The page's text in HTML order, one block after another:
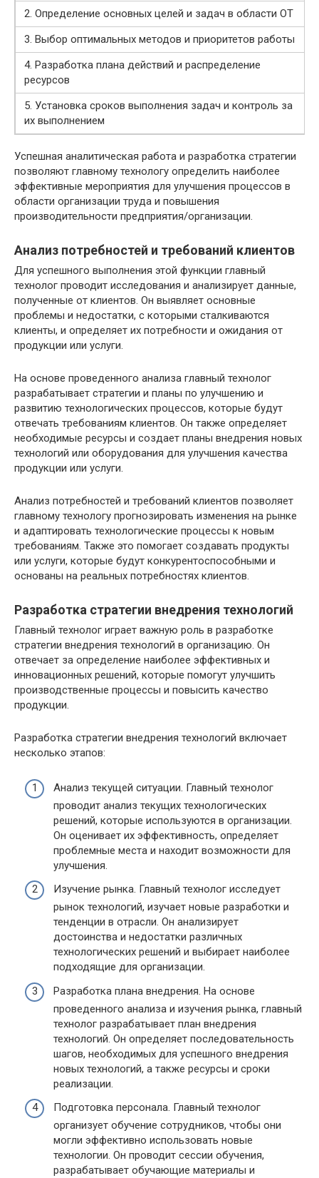
2. Определение основных целей и задач в области ОТ
3. Выбор оптимальных методов и приоритетов работы
4. Разработка плана действий и распределение
ресурсов
5. Установка сроков выполнения задач и контроль за
их выполнением
Успешная аналитическая работа и разработка стратегии
позволяют главному технологу определить наиболее
эффективные мероприятия для улучшения процессов в
области организации труда и повышения
производительности предприятия/организации.
Анализ потребностей и требований клиентов
Для успешного выполнения этой функции главный
технолог проводит исследования и анализирует данные,
полученные от клиентов. Он выявляет основные
проблемы и недостатки, с которыми сталкиваются
клиенты, и определяет их потребности и ожидания от
продукции или услуги.
На основе проведенного анализа главный технолог
разрабатывает стратегии и планы по улучшению и
развитию технологических процессов, которые будут
отвечать требованиям клиентов. Он также определяет
необходимые ресурсы и создает планы внедрения новых
технологий или оборудования для улучшения качества
продукции или услуги.
Анализ потребностей и требований клиентов позволяет
главному технологу прогнозировать изменения на рынке
и адаптировать технологические процессы к новым
требованиям. Также это помогает создавать продукты
или услуги, которые будут конкурентоспособными и
основаны на реальных потребностях клиентов.
Разработка стратегии внедрения технологий
Главный технолог играет важную роль в разработке
стратегии внедрения технологий в организацию. Он
отвечает за определение наиболее эффективных и
инновационных решений, которые помогут улучшить
производственные процессы и повысить качество
продукции.
Разработка стратегии внедрения технологий включает
несколько этапов:
Анализ текущей ситуации. Главный технолог
проводит анализ текущих технологических
решений, которые используются в организации.
Он оценивает их эффективность, определяет
проблемные места и находит возможности для
улучшения.
Изучение рынка. Главный технолог исследует
рынок технологий, изучает новые разработки и
тенденции в отрасли. Он анализирует
достоинства и недостатки различных
технологических решений и выбирает наиболее
подходящие для организации.
Разработка плана внедрения. На основе
проведенного анализа и изучения рынка, главный
технолог разрабатывает план внедрения
технологий. Он определяет последовательность
шагов, необходимых для успешного внедрения
новых технологий, а также ресурсы и сроки
реализации.
Подготовка персонала. Главный технолог
организует обучение сотрудников, чтобы они
могли эффективно использовать новые
технологии. Он проводит сессии обучения,
разрабатывает обучающие материалы и